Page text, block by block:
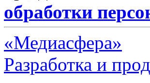
обработки
«Медиасфера»
Разработка и